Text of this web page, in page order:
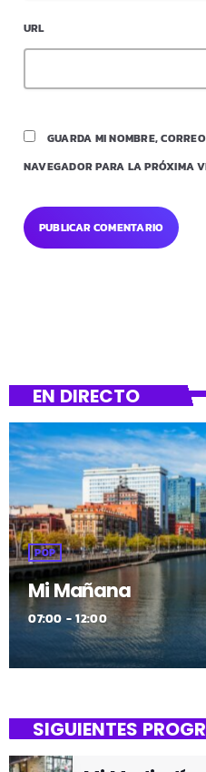
URL
GUARDA MI NOMBRE,
NAVEGADOR PARA LA PRÓXIMA
EN DIRECTO
POP
Mi Mañana
07:00 - 12:00
SIGUIENTES